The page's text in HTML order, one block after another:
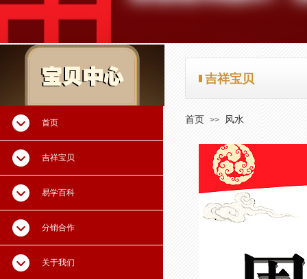
吉祥宝贝
吉祥宝贝
首页
吉祥宝贝
易学百科
分销合作
关于我们
首页 >> 风水
易学资讯